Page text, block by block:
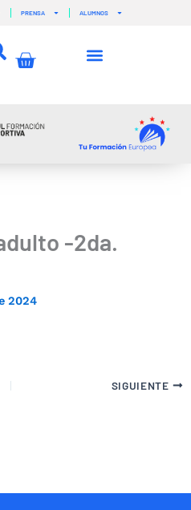
PRENSA ALUMNOS
Carrito
-2da.
2024
SIGUIENTE